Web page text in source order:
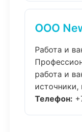
ООО
Работа и
работа и
источники,
Телефон: